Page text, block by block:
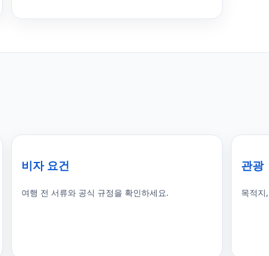
비자 요건
여행 전 서류와 공식 규정을 확인하세요.
관광
목적지